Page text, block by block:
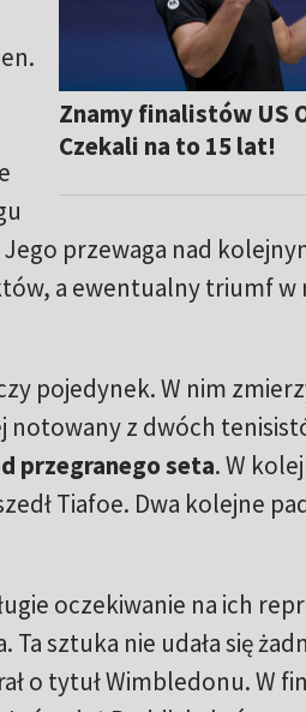
Znamy finalistów US
Czekali na to 15 lat!
przewaga nad
a ewentualny triumf w
pojedynek. W nim
notowany z dwóch
przegranego seta. W
Tiafoe. Dwa kolejne
oczekiwanie na ich
sztuka nie udała się
o tytuł Wimbledonu. W